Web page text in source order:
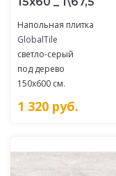
Напольная плитка
GlobalTile
светло-серый
под дерево
150x600 см.
1 320 руб.